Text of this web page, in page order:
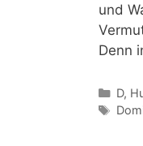
und
Denn
D,